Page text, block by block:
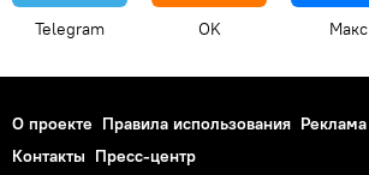
Telegram OK Макс
О проекте Правила использования Реклама
Контакты Пресс-центр